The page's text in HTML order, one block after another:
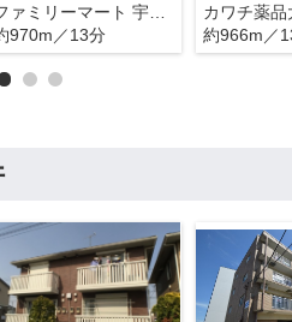
ファミリーマート 宇都宮済生会病院前店
970m／13分
カワチ薬品
約966m／